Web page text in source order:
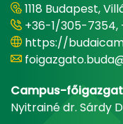
1118 Budapest,
+36-1/305-7354,
https://
Campus-
Nyitrainé dr. Sárdy